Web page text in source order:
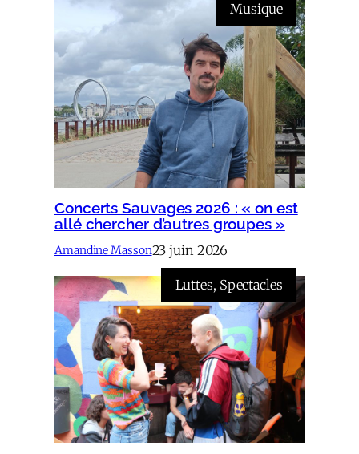
Musique
Concerts Sauvages 2026 : « on est
allé chercher d’autres groupes »
Amandine Masson23 juin 2026
Luttes, Spectacles